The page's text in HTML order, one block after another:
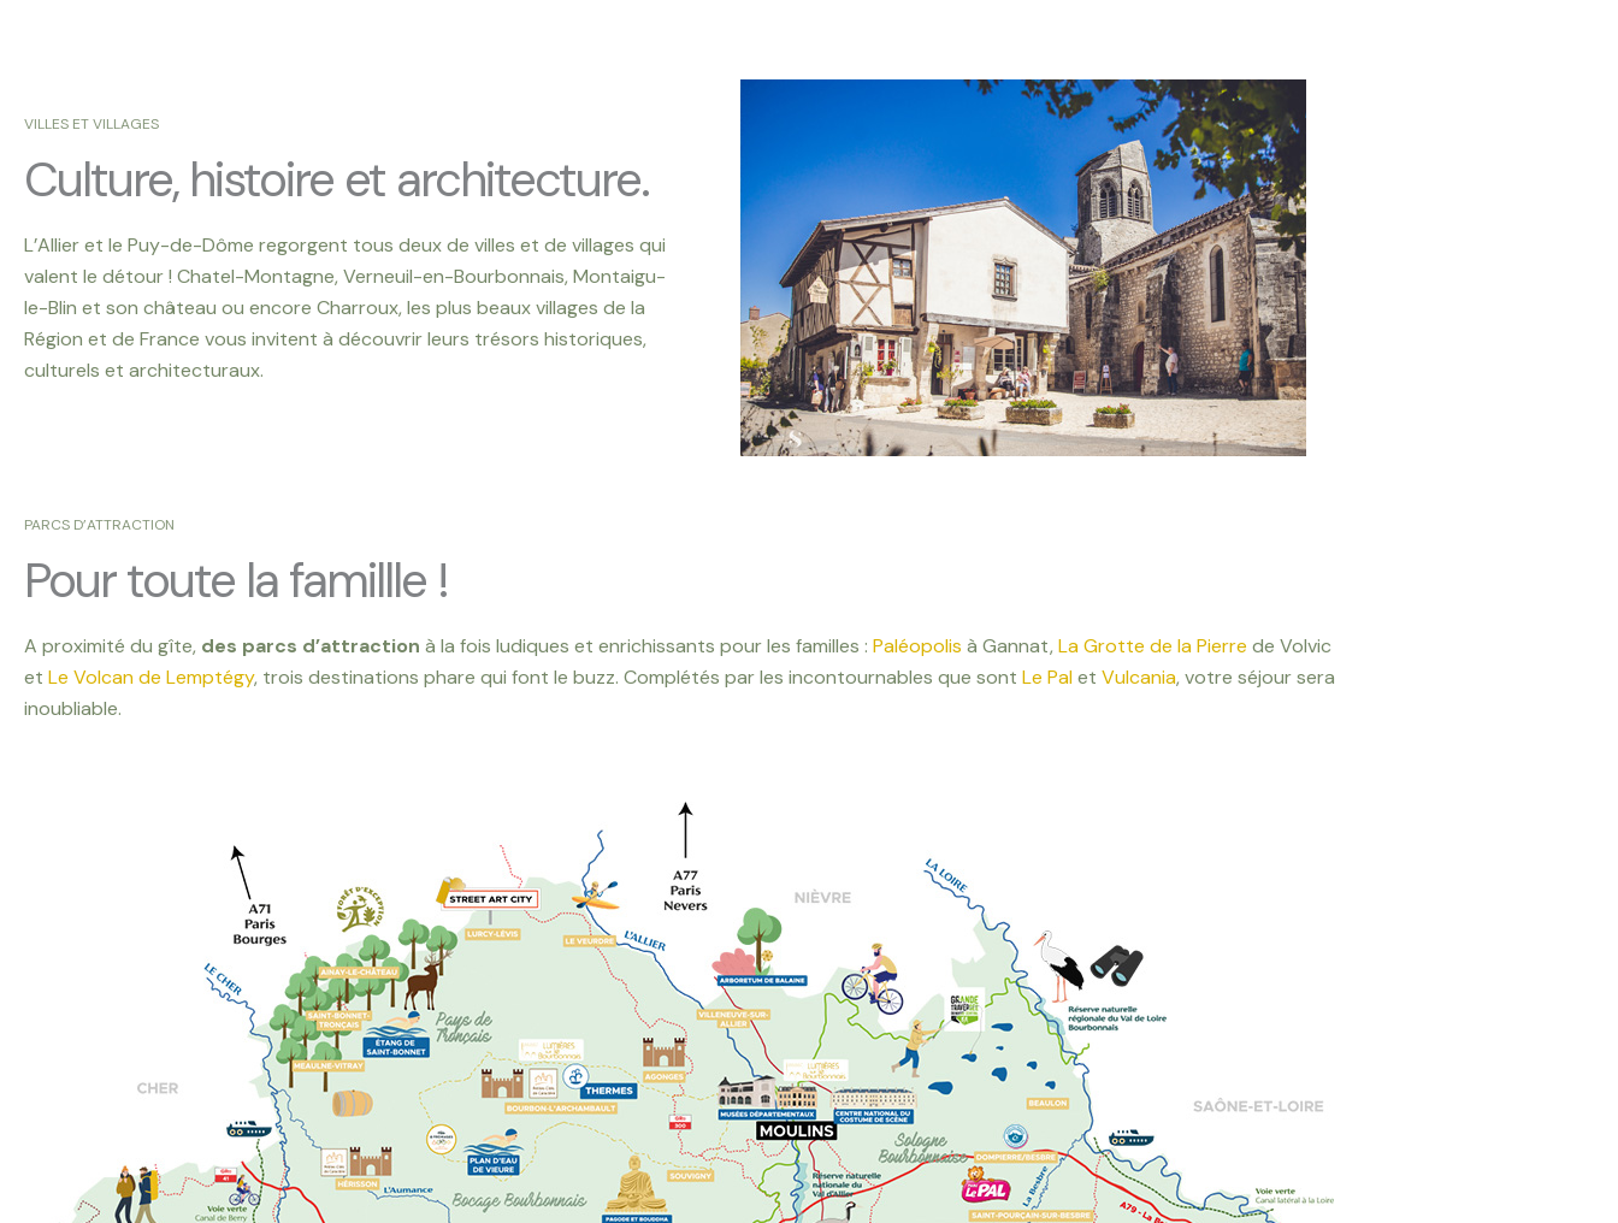
VILLES ET VILLAGES
Culture, histoire et architecture.
L’Allier et le Puy-de-Dôme regorgent tous deux de villes et de villages qui
valent le détour ! Chatel-Montagne, Verneuil-en-Bourbonnais, Montaigu-
le-Blin et son château ou encore Charroux, les plus beaux villages de la
Région et de France vous invitent à découvrir leurs trésors historiques,
culturels et architecturaux.
PARCS D’ATTRACTION
Pour toute la famillle !
A proximité du gîte, des parcs d’attraction à la fois ludiques et enrichissants pour les familles : Paléopolis à Gannat, La Grotte de la Pierre de Volvic
et Le Volcan de Lemptégy, trois destinations phare qui font le buzz. Complétés par les incontournables que sont Le Palet Vulcania, votre séjour sera
inoubliable.